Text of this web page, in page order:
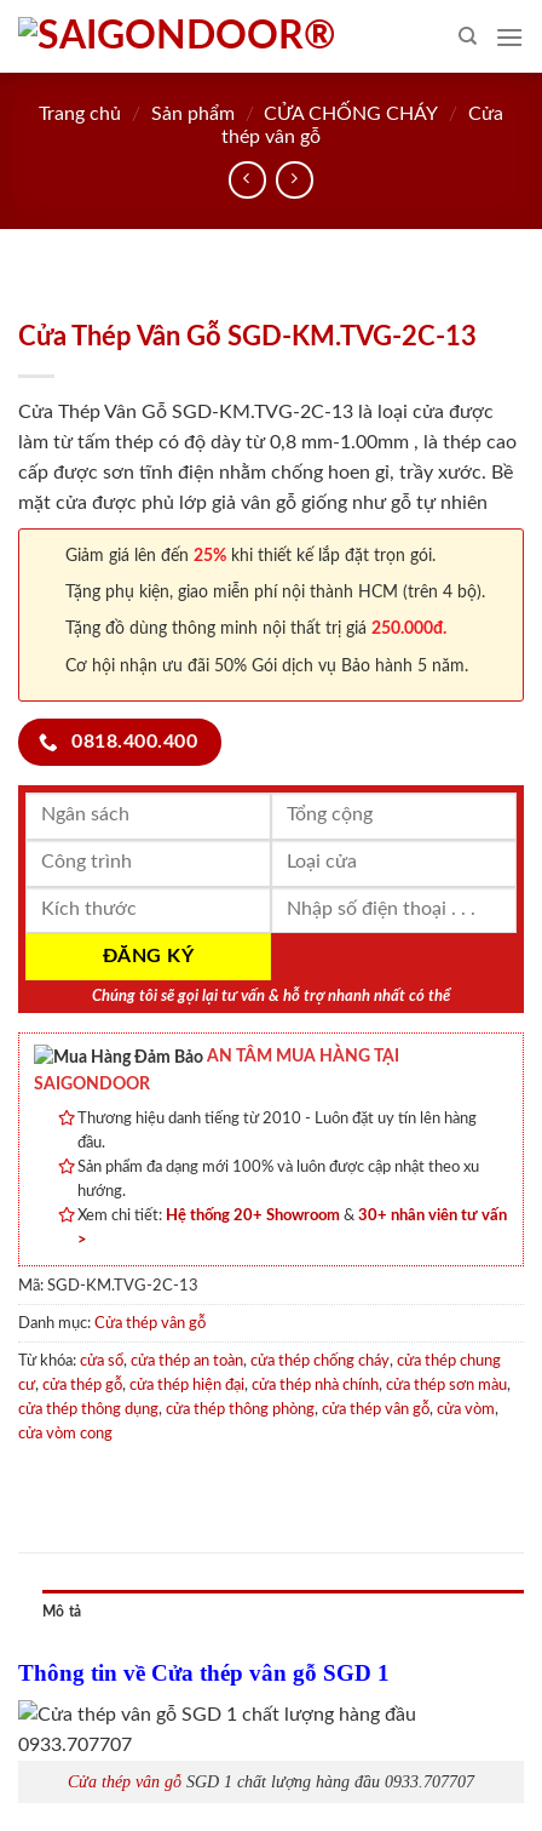
Skip
content
Trang chủ / Sản phẩm / CỬA CHỐNG CHÁY /
Cửa
thép vân gỗ
Cửa Thép Vân Gỗ SGD-KM.TVG-2C-13
Cửa Thép Vân Gỗ SGD-KM.TVG-2C-13 là loại cửa được
làm từ tấm thép có độ dày từ 0,8 mm-1.00mm , là thép cao
cấp được sơn tĩnh điện nhằm chống hoen gỉ, trầy xước. Bề
mặt cửa được phủ lớp giả vân gỗ giống như gỗ tự nhiên
Giảm giá lên đến 25% khi thiết kế lắp đặt trọn gói.
Tặng phụ kiện, giao miễn phí nội thành HCM (trên 4 bộ).
Tặng đồ dùng thông minh nội thất trị giá 250.000đ.
Cơ hội nhận ưu đãi 50% Gói dịch vụ Bảo hành 5 năm.
0818.400.400
Chúng tôi sẽ gọi lại tư vấn & hỗ trợ nhanh nhất có thể
AN TÂM MUA HÀNG TẠI
SAIGONDOOR
Thương hiệu danh tiếng từ 2010 - Luôn đặt uy tín lên hàng
đầu.
Sản phẩm đa dạng mới 100% và luôn được cập nhật theo xu
hướng.
Xem chi tiết: Hệ thống 20+ Showroom & 30+ nhân viên tư vấn
>
Mã: SGD-KM.TVG-2C-13
Danh mục: Cửa thép vân gỗ
Từ khóa: cửa sổ, cửa thép an toàn, cửa thép chống cháy, cửa thép chung
cư, cửa thép gỗ, cửa thép hiện đại, cửa thép nhà chính, cửa thép sơn màu,
cửa thép thông dụng, cửa thép thông phòng, cửa thép vân gỗ, cửa vòm,
cửa vòm cong
Mô tả
Thông tin về Cửa thép vân gỗ SGD 1
Cửa thép vân gỗ SGD 1 chất lượng hàng đầu 0933.707707